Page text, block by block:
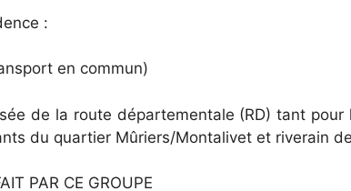
:
en commun)
de la route départementale (RD) tant pour
du quartier Mûriers/Montalivet et riverain
PAR CE GROUPE